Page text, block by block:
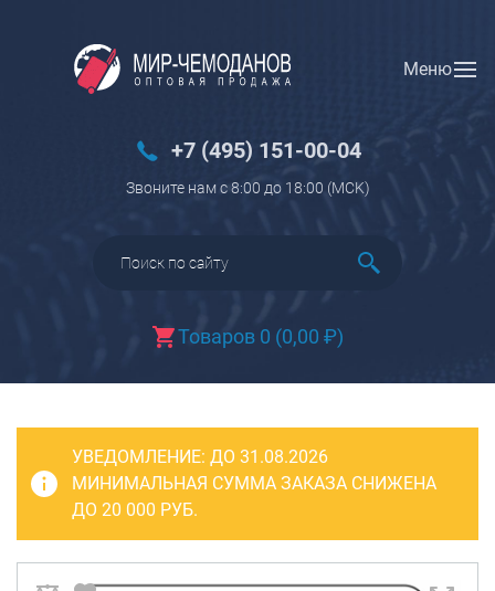
Меню
+7 (495) 151-00-04
Звоните нам с 8:00 до 18:00 (МCK)
Товаров 0 (0,00 ₽)
Вход Регистрация
Багаж
Чемоданы
Чемоданы детские
Пилоты на колесах
Рюкзаки детские для детских
Бьюти-кейсы
САКВОЯЖИ
РАСПРОДАЖА
Сумки
УВЕДОМЛЕНИЕ: ДО 31.08.2026
МИНИМАЛЬНАЯ СУММА ЗАКАЗА СНИЖЕНА
ДО 20 000 РУБ.